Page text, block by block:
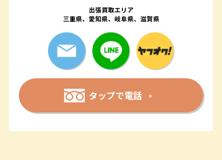
出張買取エリア
三重県、愛知県、岐阜県、滋賀県
タップで電話